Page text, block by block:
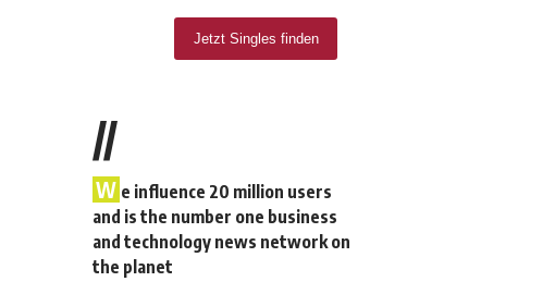
//
W e influence 20 million users
and is the number one business
and technology news network on
the planet